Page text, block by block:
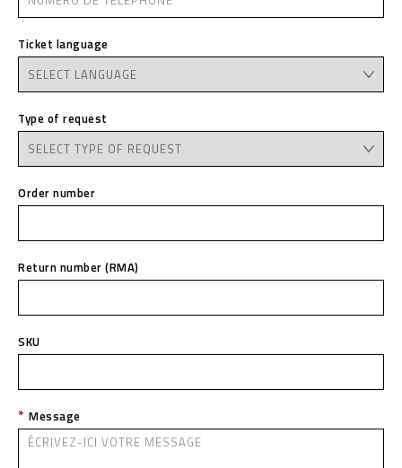
Ticket language
Type of request
Order number
Return number (RMA)
SKU
Message